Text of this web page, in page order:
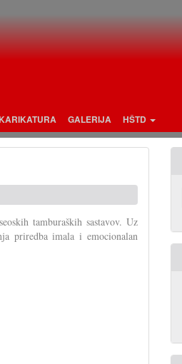
GALERIJA HŠTD
tamburaških sastavov. Uz
priredba imala i emocionalan